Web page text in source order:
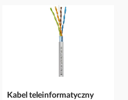
Kabel teleinformatyczny